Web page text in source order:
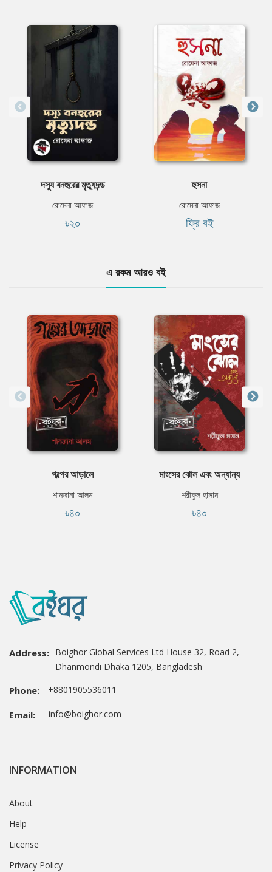
দস্যু বনহুরের মৃত্যুদন্ড
রোমেনা আফাজ
৳২০
হুসনা
রোমেনা আফাজ
ফ্রি বই
এ রকম আরও বই
গল্পের আড়ালে
শানজানা আলম
৳৪০
মাংসের ঝোল এবং অন্যান্য
শরীফুল হাসান
৳৪০
Address: Boighor Global Services Ltd House 32, Road 2,
Dhanmondi Dhaka 1205, Bangladesh
Phone: +8801905536011
Email: info@boighor.com
INFORMATION
About
Help
License
Privacy Policy